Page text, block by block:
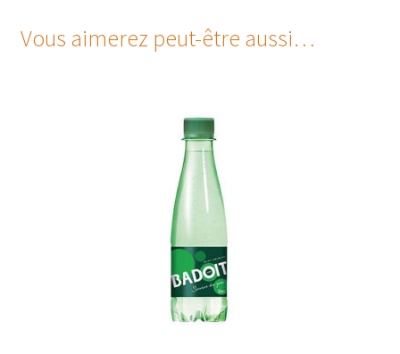
Vous aimerez peut-être aussi…